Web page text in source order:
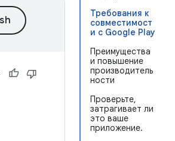
Требования к
совместимост
и с Google Play
Преимущества
и повышение
производитель
ности
Проверьте,
затрагивает ли
это ваше
приложение.